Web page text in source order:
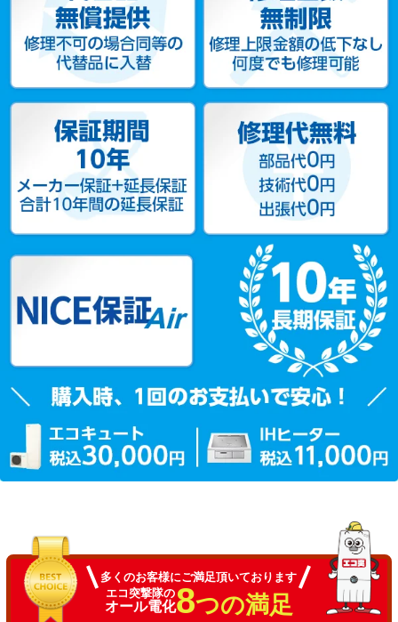
多くのお客様にご満足頂いております
エコ突撃隊の
オール電化8つの満足